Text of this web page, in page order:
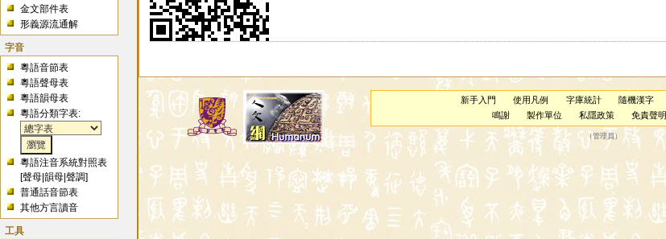
金文部件表
形義源流通解
字音
粵語音節表
粵語聲母表
粵語韻母表
粵語分類字表:
粵語注音系統對照表
[聲母 |韻母 |聲調]
普通話音節表
其他方言讀音
工具
新手入門 使用凡例 字庫統計 隨機漢字
鳴謝
製作單位 私隱政策 免責聲明
（管理員）